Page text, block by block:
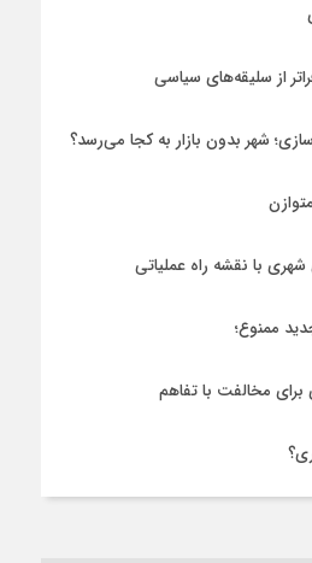
از سلیقه‌های سیاسی
شهر بدون بازار به کجا می‌رسد؟
شهری با نقشه راه عملیاتی
ممنوع؛
برای مخالفت با تفاهم